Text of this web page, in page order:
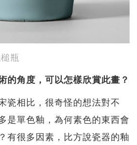
瓶
的角度，可以怎樣欣賞此畫？
瓷相比，很奇怪的想法對不
是單色釉，為何素色的東西會
有很多因素，比方說瓷器的釉